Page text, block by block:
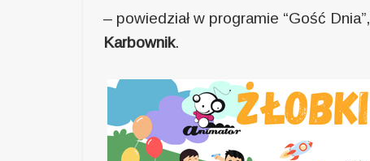
– powiedział w programie “Gość Dnia”,
Karbownik.